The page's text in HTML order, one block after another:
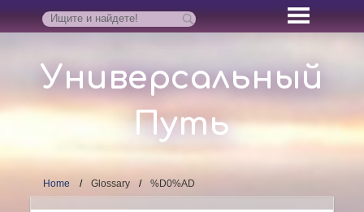
Универсальный
Путь
Home Glossary %D0%AD